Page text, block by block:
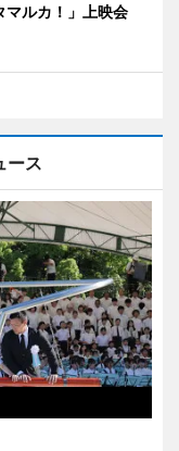
ルカ！」上映会
ース